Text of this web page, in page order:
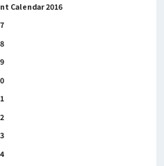
Calendar 2016